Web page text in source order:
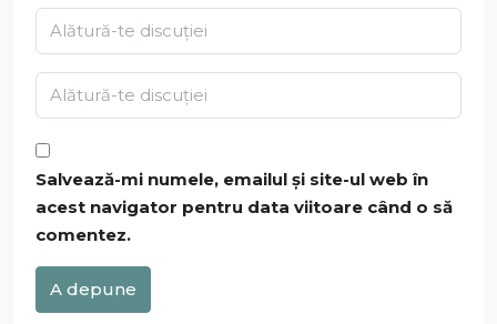
Salvează-mi numele, emailul și site-ul web în
acest navigator pentru data viitoare când o să
comentez.
A depune